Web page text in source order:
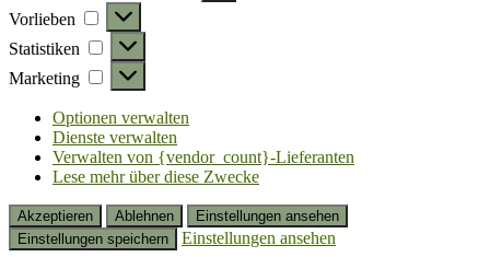
Vorlieben
Vorlieben
Statistiken Statistiken
Marketing Marketing
Optionen verwalten
Dienste verwalten
Verwalten von {vendor_count}-Lieferanten
Lese mehr über diese Zwecke
Akzeptieren Ablehnen
Einstellungen ansehen
Einstellungen speichern
Einstellungen ansehen